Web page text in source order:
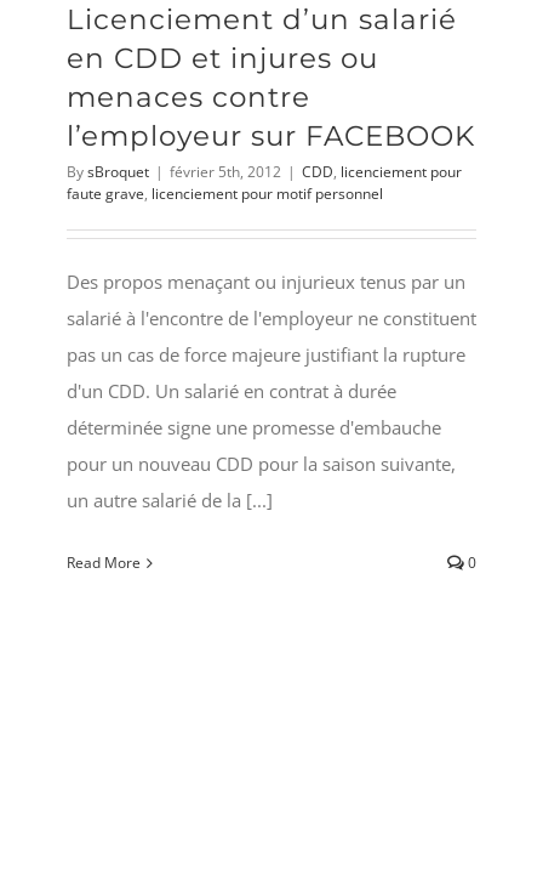
Licenciement d’un salarié
en CDD et injures ou
menaces contre
l’employeur sur FACEBOOK
BysBroquet | février 5th, 2012 | CDD, licenciement pour
faute grave, licenciement pour motif personnel
Des propos menaçant ou injurieux tenus par un
salarié à l'encontre de l'employeur ne constituent
pas un cas de force majeure justifiant la rupture
d'un CDD. Un salarié en contrat à durée
déterminée signe une promesse d'embauche
pour un nouveau CDD pour la saison suivante,
un autre salarié de la [...]
Read More 0